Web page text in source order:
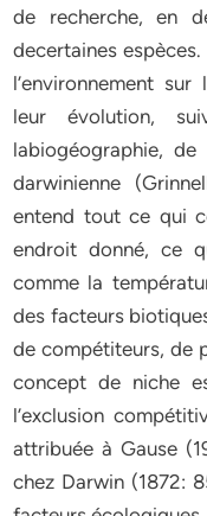
de recherche, en
decertaines espèces.
l’environnement
leur évolution,
labiogéographie,
darwinienne
entend tout ce qui
endroit donné, ce
comme la
des facteurs
de compétiteurs, de
concept de niche
l’exclusion
attribuée à Gause
chez Darwin (1872: